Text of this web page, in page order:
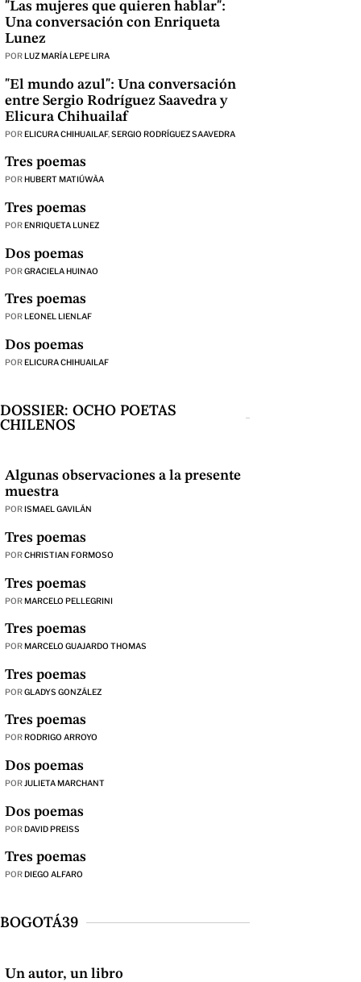
"Las mujeres que quieren hablar":
Una conversación con Enriqueta
Lunez
POR LUZ MARÍA LEPE LIRA
"El mundo azul": Una conversación
entre Sergio Rodríguez Saavedra y
Elicura Chihuailaf
PORELICURA CHIHUAILAF,SERGIO RODRÍGUEZ SAAVEDRA
Tres poemas
POR HUBERT MATIÚWÀA
Tres poemas
PORENRIQUETA LUNEZ
Dos poemas
PORGRACIELA HUINAO
Tres poemas
POR LEONEL LIENLAF
Dos poemas
PORELICURA CHIHUAILAF
DOSSIER: OCHO POETAS
CHILENOS
Algunas observaciones a la presente
muestra
POR ISMAEL GAVILÁN
Tres poemas
PORCHRISTIAN FORMOSO
Tres poemas
PORMARCELO PELLEGRINI
Tres poemas
POR MARCELO GUAJARDO THOMAS
Tres poemas
PORGLADYS GONZÁLEZ
Tres poemas
POR RODRIGO ARROYO
Dos poemas
POR JULIETA MARCHANT
Dos poemas
PORDAVID PREISS
Tres poemas
PORDIEGO ALFARO
BOGOTÁ39
Un autor, un libro